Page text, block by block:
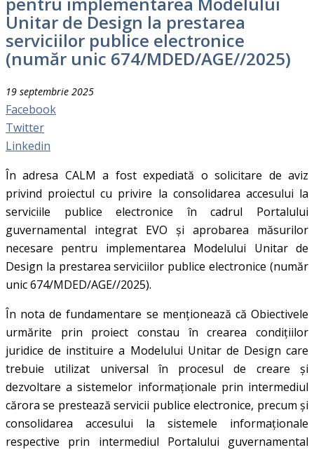
Unitar de Design la prestarea
serviciilor publice electronice
(număr unic 674/MDED/AGE//2025)
19 septembrie 2025
Facebook
Twitter
Linkedin
În adresa CALM a fost expediată o solicitare de aviz
privind proiectul cu privire la consolidarea accesului la
serviciile publice electronice în cadrul Portalului
guvernamental integrat EVO și aprobarea măsurilor
necesare pentru implementarea Modelului Unitar de
Design la prestarea serviciilor publice electronice (număr
unic 674/MDED/AGE//2025).
În nota de fundamentare se menționează că Obiectivele
urmărite prin proiect constau în crearea condițiilor
juridice de instituire a Modelului Unitar de Design care
trebuie utilizat universal în procesul de creare și
dezvoltare a sistemelor informaționale prin intermediul
cărora se prestează servicii publice electronice, precum și
consolidarea accesului la sistemele informaționale
respective prin intermediul Portalului guvernamental